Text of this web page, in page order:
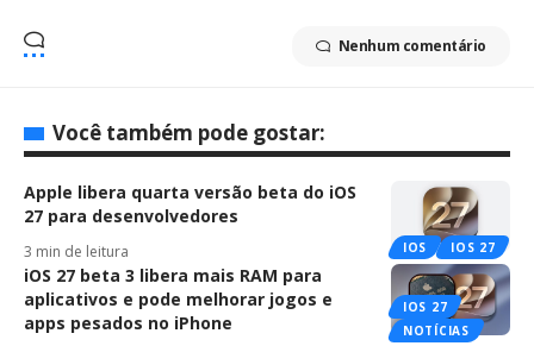
Nenhum comentário
Você também pode gostar:
IOS IOS 27
Apple libera quarta versão beta do iOS
27 para desenvolvedores
3 min de leitura
IOS 27
NOTÍCIAS
iOS 27 beta 3 libera mais RAM para
aplicativos e pode melhorar jogos e
apps pesados no iPhone